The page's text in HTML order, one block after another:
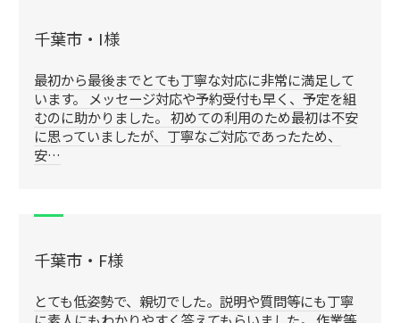
千葉市・I様
最初から最後までとても丁寧な対応に非常に満足して
います。 メッセージ対応や予約受付も早く、予定を組
むのに助かりました。 初めての利用のため最初は不安
に思っていましたが、丁寧なご対応であったため、
安…
千葉市・F様
とても低姿勢で、親切でした。説明や質問等にも丁寧